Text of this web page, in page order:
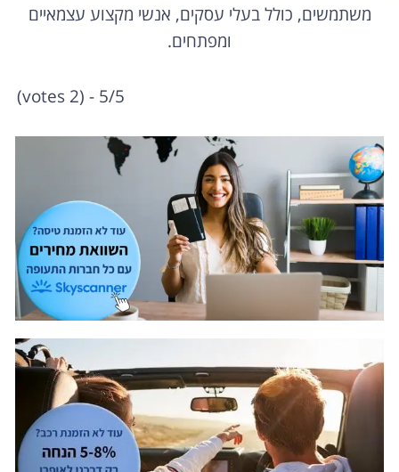
משתמשים, כולל בעלי עסקים, אנשי מקצוע עצמאיים
ומפתחים.
5/5 - (2 votes)